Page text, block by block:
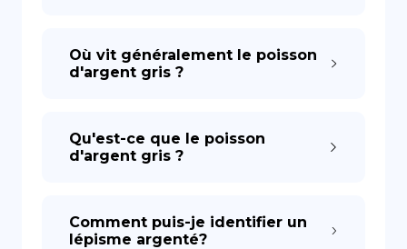
Où vit généralement le poisson
d'argent gris ?
Qu'est-ce que le poisson
d'argent gris ?
Comment puis-je identifier un
lépisme argenté?